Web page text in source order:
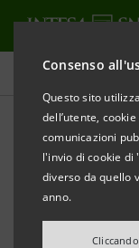
Consenso
Questo sito
dell’utente,
comunicazioni
l'invio di cookie
diverso da quello
anno.
Comunicati stampa
STAMPA
INTESA
DEL